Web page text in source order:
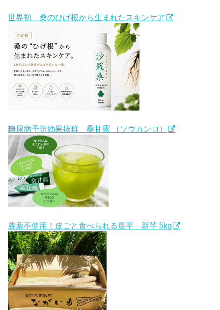
世界初 桑のひげ根から生まれたスキンケア
糖尿病予防効果抜群 桑甘露 （ソウカンロ）
農薬不使用！皮ごと食べられる長芋 新芋 5kg